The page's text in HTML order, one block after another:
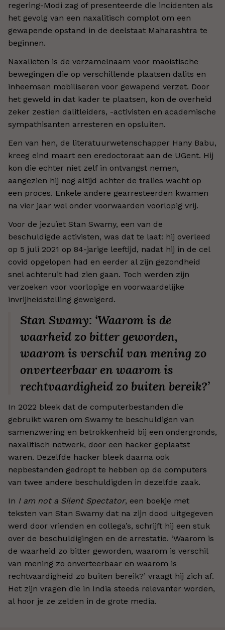
regering-Modi zag of presenteerde die incidenten als
het gevolg van een naxalitisch complot om een
gewapende opstand in de deelstaat Maharashtra te
beginnen.
Naxalieten is de verzamelnaam voor maoistische
bewegingen die op verschillende plaatsen dalits en
inheemsen mobiliseren voor gewapend verzet. Door
het geweld in dat kader te plaatsen, kon de overheid
zeker zestien dalitleiders, -activisten en academische
sympathisanten arresteren en opsluiten.
Een van hen, de literatuurwetenschapper Hany Babu,
kreeg eind maart een eredoctoraat aan de UGent. Hij
kon die echter niet zelf in ontvangst nemen,
aangezien hij nog altijd achter de tralies wacht op
een proces. Enkele andere gearresteerden kwamen
na vier jaar wel onder voorwaarden voorlopig vrij.
Voor de jezuïet Stan Swamy, een van de
beschuldigde activisten, was dat te laat: hij overleed
op 5 juli 2021 op 84-jarige leeftijd, nadat hij in de cel
covid opgelopen had en eerder al zijn gezondheid
snel achteruit had zien gaan. Toch werden zijn
verzoeken voor voorlopige en voorwaardelijke
invrijheidstelling geweigerd.
Stan Swamy: ‘Waarom is de
waarheid zo bitter geworden,
waarom is verschil van mening zo
onverteerbaar en waarom is
rechtvaardigheid zo buiten bereik?’
In 2022 bleek dat de computerbestanden die
gebruikt waren om Swamy te beschuldigen van
samenzwering en betrokkenheid bij een ondergronds,
naxalitisch netwerk, door een hacker geplaatst
waren. Dezelfde hacker bleek daarna ook
nepbestanden gedropt te hebben op de computers
van twee andere beschuldigden in dezelfde zaak.
In I am not a Silent Spectator, een boekje met
teksten van Stan Swamy dat na zijn dood uitgegeven
werd door vrienden en collega’s, schrijft hij een stuk
over de beschuldigingen en de arrestatie. ‘Waarom is
de waarheid zo bitter geworden, waarom is verschil
van mening zo onverteerbaar en waarom is
rechtvaardigheid zo buiten bereik?’ vraagt hij zich af.
Het zijn vragen die in India steeds relevanter worden,
al hoor je ze zelden in de grote media.